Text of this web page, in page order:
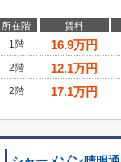
所在階 賃料
1階
16.9万円
2階
12.1万円
2階
17.1万円